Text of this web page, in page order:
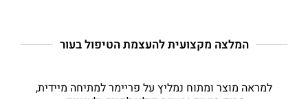
המלצה מקצועית להעצמת הטיפול בעור
למראה מוצר ומתוח נמליץ על פריימר למתיחה מיידית,